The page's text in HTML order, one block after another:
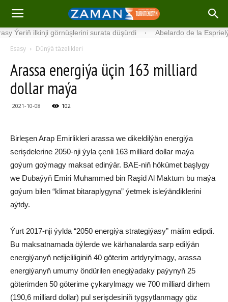
ilkinji görnüşlerini surata düşürdi · Abelardo de la Esprielýa
Esasy Dünýä täzelikleri
Arassa energiýa üçin 163 milliard
dollar maýa
2021-10-08 102
Birleşen Arap Emirlikleri arassa we dikeldilýän energiýa
serişdelerine 2050-nji ýyla çenli 163 milliard dollar maýa
goýum goýmagy maksat edinýär. BAE-niň hökümet başlygy
we Dubaýyň Emiri Muhammed bin Raşid Al Maktum bu maýa
goýum bilen “klimat bitaraplygyna” ýetmek isleýändiklerini
aýtdy.
Ýurt 2017-nji ýylda “2050 energiýa strategiýasy” mälim edipdi.
Bu maksatnamada öýlerde we kärhanalarda sarp edilýän
energiýanyň netijeliliginiň 40 göterim artdyrylmagy, arassa
energiýanyň umumy öndürilen enegiýadaky paýynyň 25
göterimden 50 göterime çykarylmagy we 700 milliard dirhem
(190,6 milliard dollar) pul serişdesiniň tygşytlanmagy göz